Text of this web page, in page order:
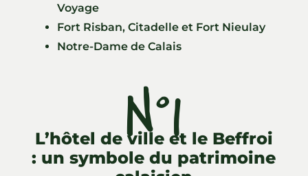
Voyage
Fort Risban, Citadelle et Fort Nieulay
Notre-Dame de Calais
N°1
L’hôtel de ville et le Beffroi
: un symbole du patrimoine